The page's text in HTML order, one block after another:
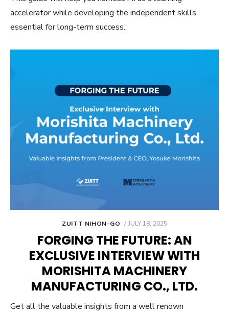
accelerator while developing the independent skills
essential for long-term success.
ZUITT NIHON-GO
POSTED
JULY 18, 2025
FORGING THE FUTURE: AN
EXCLUSIVE INTERVIEW WITH
MORISHITA MACHINERY
MANUFACTURING CO., LTD.
Get all the valuable insights from a well renown